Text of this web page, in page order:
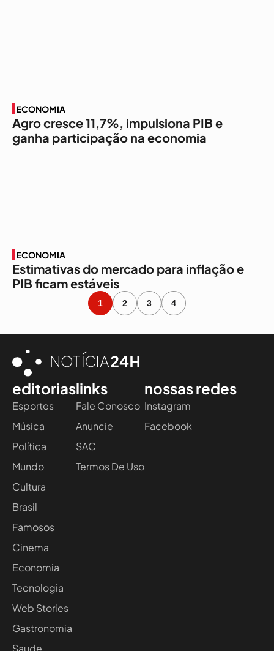
ECONOMIA
Agro cresce 11,7%, impulsiona PIB e
ganha participação na economia
ECONOMIA
Estimativas do mercado para inflação e
PIB ficam estáveis
1 2 3 4
editorias
Esportes
Música
Política
Mundo
Cultura
Brasil
Famosos
Cinema
Economia
Tecnologia
Web Stories
Gastronomia
Saude
links
Fale Conosco
Anuncie
SAC
Termos De Uso
nossas redes
Instagram
Facebook